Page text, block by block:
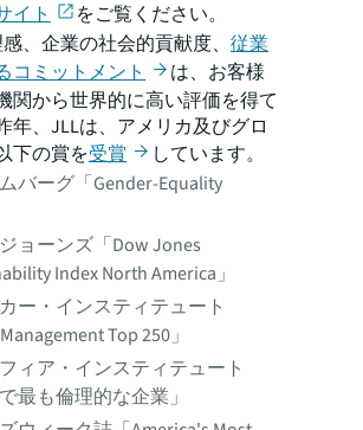
イト
をご覧ください。
、企業の社会的貢献度、 従業
コミットメント
は、お客様
関から世界的に高い評価を得て
年、JLLは、アメリカ及びグロ
下の賞を受賞
しています。
バーグ「Gender-Equality
ョーンズ「Dow Jones
Index North America」
ー・インスティテュート
Management Top 250」
ィア・インスティテュート
最も倫理的な企業」